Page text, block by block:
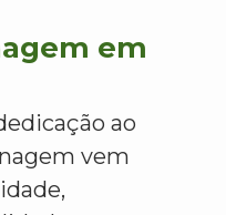
em
ao
vem